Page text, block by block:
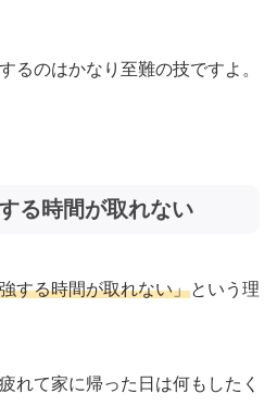
るのはかなり至難の技ですよ。
る時間が取れない
する時間が取れない」という理
れて家に帰った日は何もしたく